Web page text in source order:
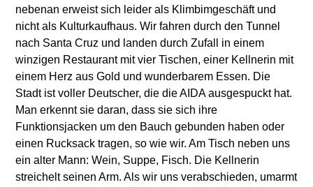
nebenan erweist sich leider als Klimbimgeschäft und
nicht als Kulturkaufhaus. Wir fahren durch den Tunnel
nach Santa Cruz und landen durch Zufall in einem
winzigen Restaurant mit vier Tischen, einer Kellnerin mit
einem Herz aus Gold und wunderbarem Essen. Die
Stadt ist voller Deutscher, die die AIDA ausgespuckt hat.
Man erkennt sie daran, dass sie sich ihre
Funktionsjacken um den Bauch gebunden haben oder
einen Rucksack tragen, so wie wir. Am Tisch neben uns
ein alter Mann: Wein, Suppe, Fisch. Die Kellnerin
streichelt seinen Arm. Als wir uns verabschieden, umarmt